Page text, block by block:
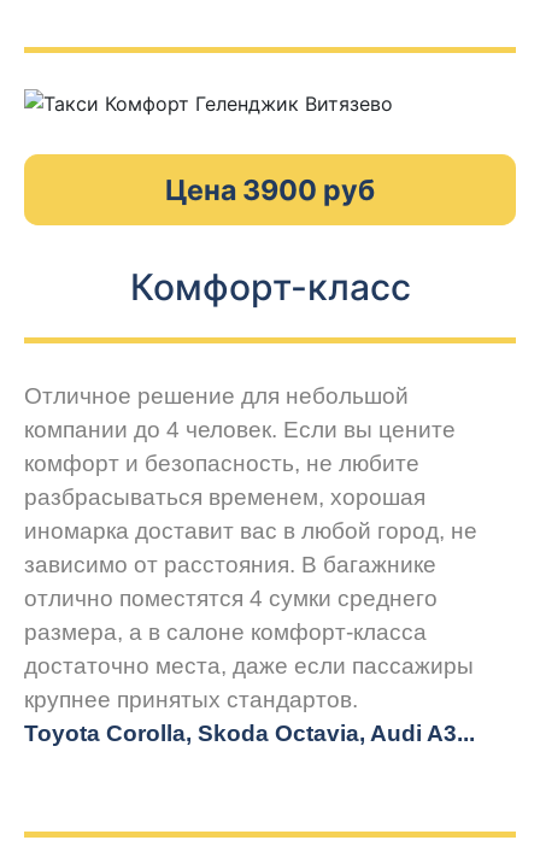
Цена 3900 руб
Комфорт-класс
Отличное решение для небольшой
компании до 4 человек. Если вы цените
комфорт и безопасность, не любите
разбрасываться временем, хорошая
иномарка доставит вас в любой город, не
зависимо от расстояния. В багажнике
отлично поместятся 4 сумки среднего
размера, а в салоне комфорт-класса
достаточно места, даже если пассажиры
крупнее принятых стандартов.
Toyota Corolla, Skoda Octavia, Audi A3...